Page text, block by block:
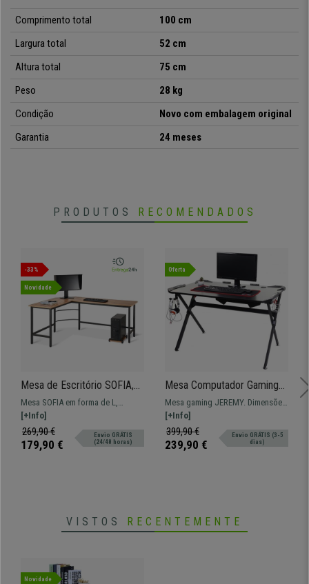
Comprimento total
100 cm
Largura total
52 cm
Altura total
75 cm
Peso
28 kg
Condição
Novo com embalagem original
Garantia
24 meses
PRODUTOS RECOMENDADOS
-33%
Novidade
Mesa de Escritório SOFIA,
Em Madeira e Metal,
Dimensões 168x125x75cm,
Castanho
Mesa SOFIA em forma de L,
perfeita para ser inserida em
qualquer espaço para trabalho!
[+Info]
269,90 €
179,90 €
Envio GRÁTIS
(24/48 horas)
Oferta
Mesa Computador Gaming
JEREMY, 130x76,5x78 cm,
Máxima Resistência, Cor
Preto
Mesa gaming JEREMY. Dimensões
130x76,5x78 cm. Modelo
desportivo ideal para
computador.
[+Info]
399,90 €
239,90 €
Envio GRÁTIS (3-5
dias)
VISTOS RECENTEMENTE
Novidade